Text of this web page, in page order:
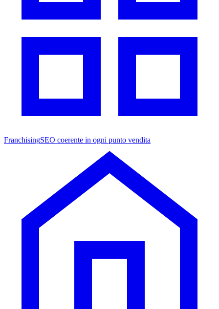
FranchisingSEO coerente in ogni punto vendita